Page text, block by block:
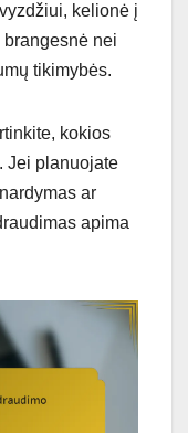
kelionė į
nei
tikimybės.
kokios
Jei planuojate
ar
apima